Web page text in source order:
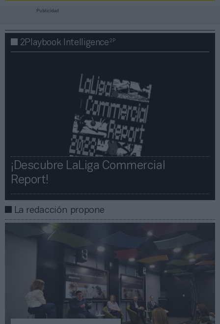
Publicidad
2Playbook Intelligence2P
¡Descubre LaLiga Commercial
Report!​​
La redacción propone